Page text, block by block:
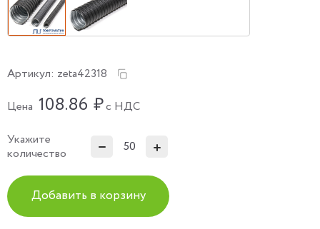
Артикул: zeta42318
Цена 108.86 ₽с НДС
Укажите
количество
Добавить в корзину